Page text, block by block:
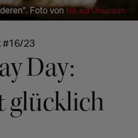
Foto von Nik auf Unsplash
#16/23
Day:
glücklich